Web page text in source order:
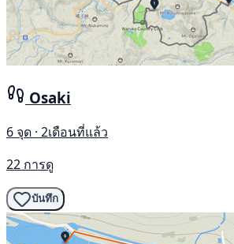
Osaki
6 จุด · 2เดือนที่แล้ว
22 การดู
บันทึก